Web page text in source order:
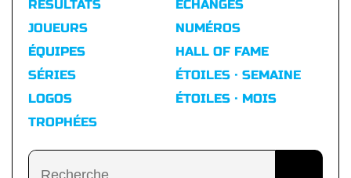
RÉSULTATS
ÉCHANGES
JOUEURS
ÉQUIPES
SÉRIES
LOGOS
TROPHÉES
NUMÉROS
HALL OF FAME
ÉTOILES · SEMAINE
ÉTOILES · MOIS